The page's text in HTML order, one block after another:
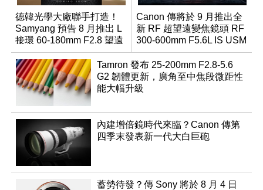
德韓光學大廠聯手打造！
Samyang 預告 8 月推出 L
接環 60-180mm F2.8 望遠
變焦鏡
Canon 傳將於 9 月推出全
新 RF 超望遠變焦鏡頭 RF
300-600mm F5.6L IS USM
Tamron 發布 25-200mm F2.8-5.6
G2 韌體更新，廣角至中焦段微距性
能大幅升級
內建增倍鏡時代來臨？Canon 傳第
四季末發表新一代大白巨砲
蓄勢待發？傳 Sony 將於 8 月 4 日